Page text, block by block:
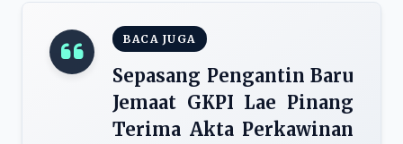
BACA JUGA
Sepasang Pengantin Baru
Jemaat GKPI Lae Pinang
Terima Akta Perkawinan